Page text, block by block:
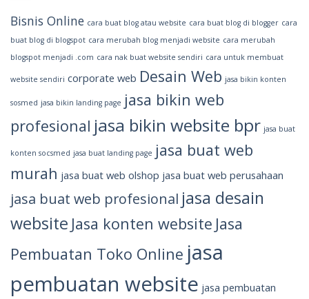
Bisnis Online cara buat blog atau website cara buat blog di blogger cara
buat blog di blogspot cara merubah blog menjadi website cara merubah
blogspot menjadi .com cara nak buat website sendiri cara untuk membuat
website sendiri corporate web Desain Web jasa bikin konten
sosmed jasa bikin landing page jasa bikin web
profesional jasa bikin website bpr jasa buat
konten socsmed jasa buat landing page jasa buat web
murah jasa buat web olshop jasa buat web perusahaan
jasa buat web profesional jasa desain
website Jasa konten website Jasa
Pembuatan Toko Online jasa
pembuatan website jasa pembuatan